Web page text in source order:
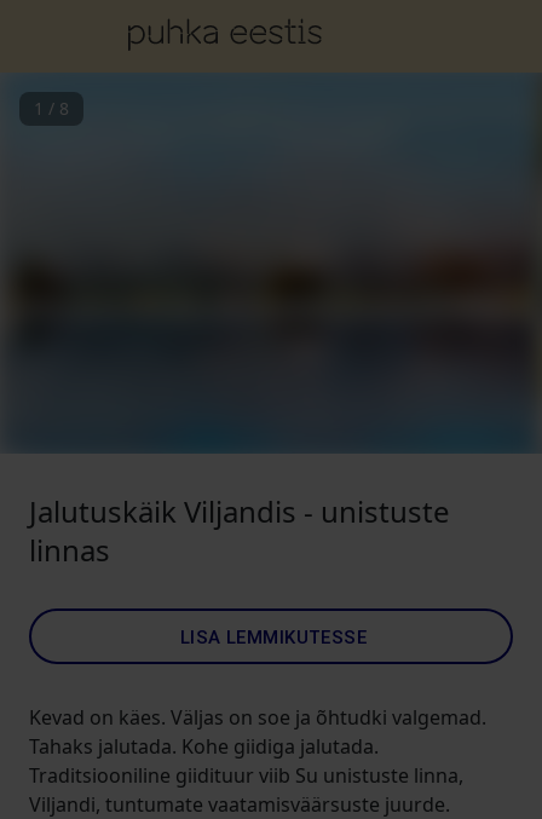
1 / 8
Jalutuskäik Viljandis - unistuste
linnas
LISA LEMMIKUTESSE
Kevad on käes. Väljas on soe ja õhtudki valgemad.
Tahaks jalutada. Kohe giidiga jalutada.
Traditsiooniline giidituur viib Su unistuste linna,
Viljandi, tuntumate vaatamisväärsuste juurde.